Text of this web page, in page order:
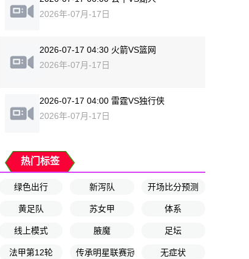
2026年-07月-17日
2026-07-17 04:30 火箭VS篮网
2026年-07月-17日
2026-07-17 04:00 雷霆VS独行侠
2026年-07月-17日
热门标签
绿色出行 新泻队 开场比分预测
黄足队 苏女甲 体系
线上模式 腋魔 足坛
法甲第12轮 传承明星联赛冠军组第2轮
无症状